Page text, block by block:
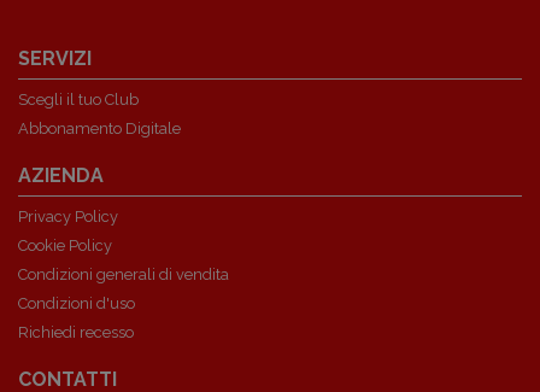
SERVIZI
Scegli il tuo Club
Abbonamento Digitale
AZIENDA
Privacy Policy
Cookie Policy
Condizioni generali di vendita
Condizioni d'uso
Richiedi recesso
CONTATTI